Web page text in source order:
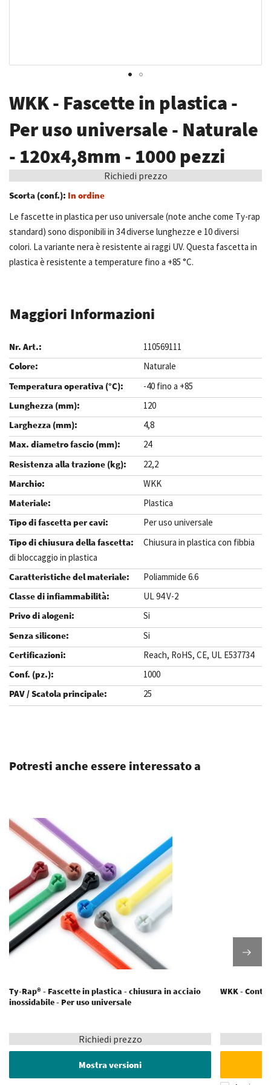
all'inizio
della
galleria
immagini
WKK - Fascette in plastica -
Per uso universale - Naturale
- 120x4,8mm - 1000 pezzi
Richiedi prezzo
Scorta (conf.): In ordine
Le fascette in plastica per uso universale (note anche come Ty-rap
standard) sono disponibili in 34 diverse lunghezze e 10 diversi
colori. La variante nera è resistente ai raggi UV. Questa fascetta in
plastica è resistente a temperature fino a +85 °C.
Maggiori Informazioni
110569111
Naturale
-40 fino a +85
120
4,8
24
22,2
WKK
Plastica
Per uso universale
Chiusura in plastica con fibbia
di bloccaggio in plastica
Poliammide 6.6
UL 94 V-2
Si
Si
Reach, RoHS, CE, UL E537734
1000
25
Potresti anche essere interessato a
Ty-Rap® - Fascette in plastica - chiusura in acciaio
inossidabile - Per uso universale
Richiedi prezzo
Mostra versioni
WKK -